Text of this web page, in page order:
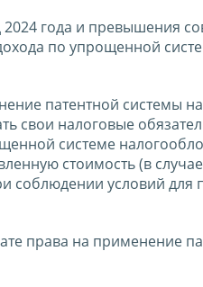
года и превышения
по упрощенной
патентной системы
свои налоговые
системе
стоимость (в
соблюдении условий
права на применение